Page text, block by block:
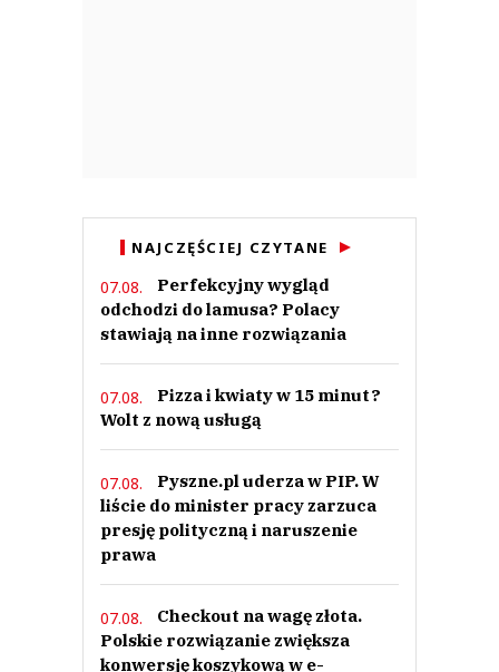
NAJCZĘŚCIEJ CZYTANE
07.08.
Perfekcyjny wygląd
odchodzi do lamusa? Polacy
stawiają na inne rozwiązania
07.08.
Pizza i kwiaty w 15 minut?
Wolt z nową usługą
07.08.
Pyszne.pl uderza w PIP. W
liście do minister pracy zarzuca
presję polityczną i naruszenie
prawa
07.08.
Checkout na wagę złota.
Polskie rozwiązanie zwiększa
konwersję koszykową w e-